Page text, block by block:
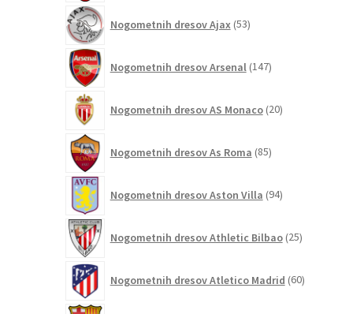
Nogometnih dresov Ajax 53izdelkov
Nogometnih dresov Arsenal 147izdelkov
Nogometnih dresov AS Monaco 20izdelkov
Nogometnih dresov As Roma 85izdelkov
Nogometnih dresov Aston Villa 94izdelkov
Nogometnih dresov Athletic Bilbao 25izdelkov
Nogometnih dresov Atletico Madrid 60izdelkov